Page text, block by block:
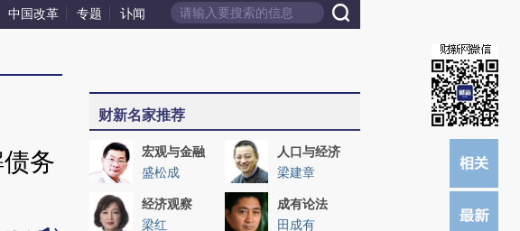
中国改革 专题 讣闻
务
财新名家推荐
宏观与金融
盛松成
人口与经济
梁建章
经济观察
梁红
成有论法
田成有